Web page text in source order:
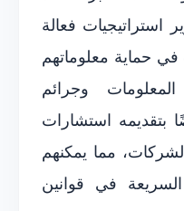
فعالة
في حماية معلوماتهم
وجرائم
بتقديمه استشارات
مما يمكنهم
في قوانين